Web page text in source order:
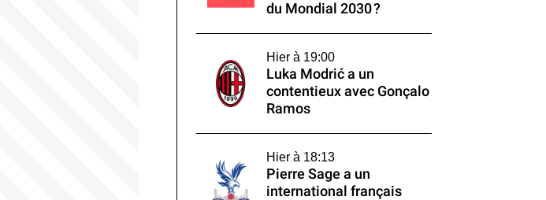
du Mondial 2030 ?
Hier à 19:00
Luka Modrić a un
contentieux avec Gonçalo
Ramos
Hier à 18:13
Pierre Sage a un
international français